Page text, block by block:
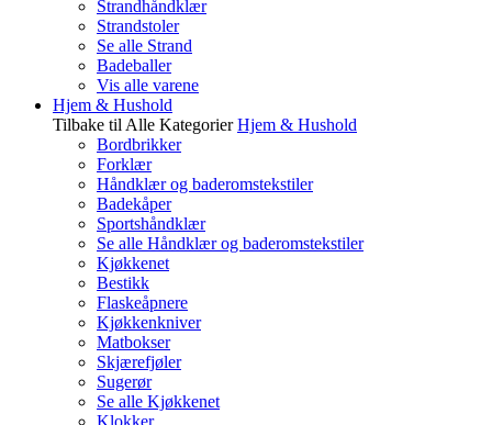
Strandhåndklær
Strandstoler
Se alle Strand
Badeballer
Vis alle varene
Hjem & Hushold
Tilbake til Alle Kategorier Hjem & Hushold
Bordbrikker
Forklær
Håndklær og baderomstekstiler
Badekåper
Sportshåndklær
Se alle Håndklær og baderomstekstiler
Kjøkkenet
Bestikk
Flaskeåpnere
Kjøkkenkniver
Matbokser
Skjærefjøler
Sugerør
Se alle Kjøkkenet
Klokker